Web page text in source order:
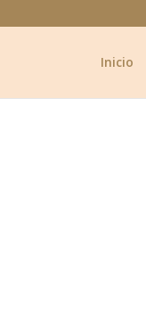
Inicio